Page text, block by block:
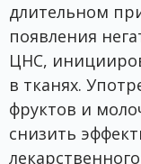
длительном
появления
ЦНС,
в тканях.
фруктов и
снизить